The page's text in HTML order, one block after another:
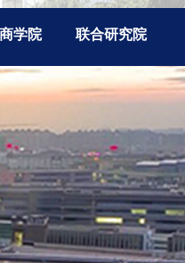
学院 联合研究院